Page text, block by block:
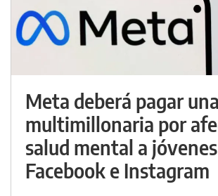
Meta deberá pagar
multimillonaria por
salud mental a
Facebook e Instagram